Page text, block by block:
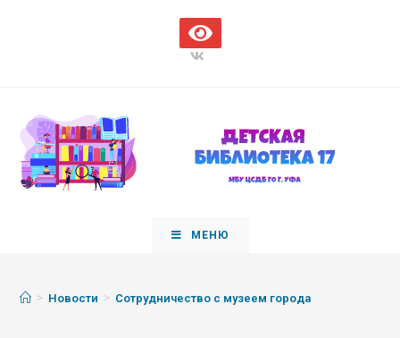
МЕНЮ
> Новости > Сотрудничество с музеем города